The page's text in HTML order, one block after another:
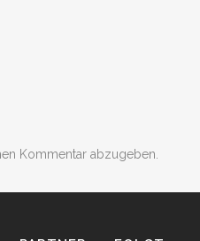
Kommentar abzugeben.